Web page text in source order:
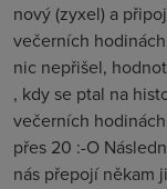
nový (zyxel) a
večerních
nic nepřišel,
, kdy se ptal na
večerních
přes 20 :-O
nás přepojí někam